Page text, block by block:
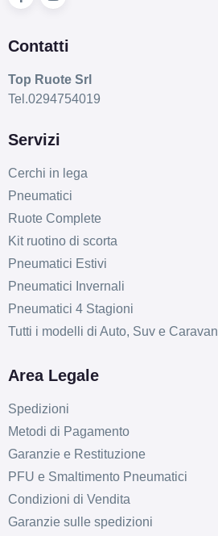
Contatti
Top Ruote Srl
Tel.0294754019
Servizi
Cerchi in lega
Pneumatici
Ruote Complete
Kit ruotino di scorta
Pneumatici Estivi
Pneumatici Invernali
Pneumatici 4 Stagioni
Tutti i modelli di Auto, Suv e Caravan
Area Legale
Spedizioni
Metodi di Pagamento
Garanzie e Restituzione
PFU e Smaltimento Pneumatici
Condizioni di Vendita
Garanzie sulle spedizioni